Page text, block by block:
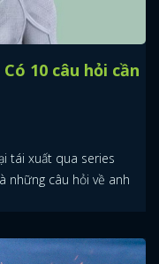
10 câu hỏi cần
tái xuất qua series
những câu hỏi về anh